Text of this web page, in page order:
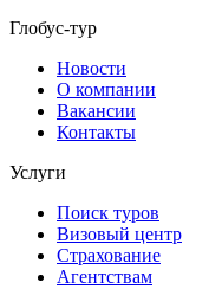
Глобус-тур
Новости
О компании
Вакансии
Контакты
Услуги
Поиск туров
Визовый центр
Страхование
Агентствам